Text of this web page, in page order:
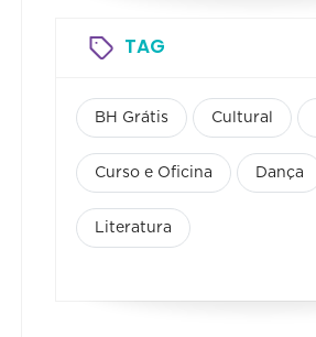
TAG
BH Grátis Cultural
Curso e Oficina Dança
Literatura